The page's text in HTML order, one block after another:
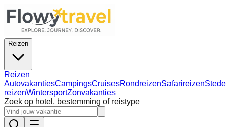
Reizen
Reizen
AutovakantiesCampingsCruisesRondreizenSafarireizen
reizenWintersportZonvakanties
Zoek op hotel, bestemming of reistype